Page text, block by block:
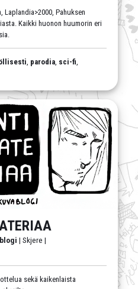
Pahuksen
Kaikki huonon huumorin eri
, parodia, sci-fi,
| Skjere |
sekä kaikenlaista